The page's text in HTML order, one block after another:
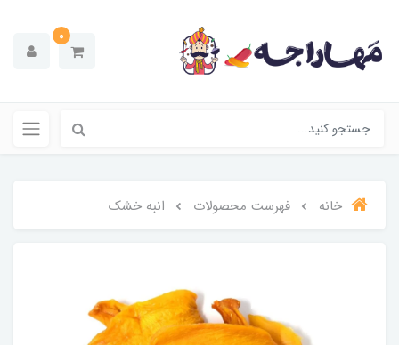
0
خانه فهرست محصولات انبه خشک